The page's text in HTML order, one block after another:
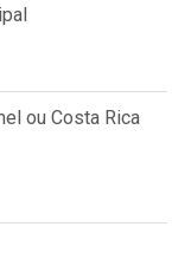
ou Costa Rica